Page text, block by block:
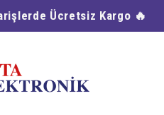
Ücretsiz Kargo 🔥